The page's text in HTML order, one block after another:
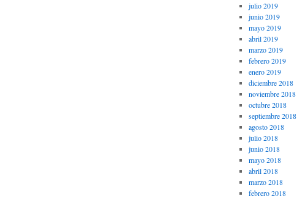
julio 2019
junio 2019
mayo 2019
abril 2019
marzo 2019
febrero 2019
enero 2019
diciembre 2018
noviembre 2018
octubre 2018
septiembre 2018
agosto 2018
julio 2018
junio 2018
mayo 2018
abril 2018
marzo 2018
febrero 2018